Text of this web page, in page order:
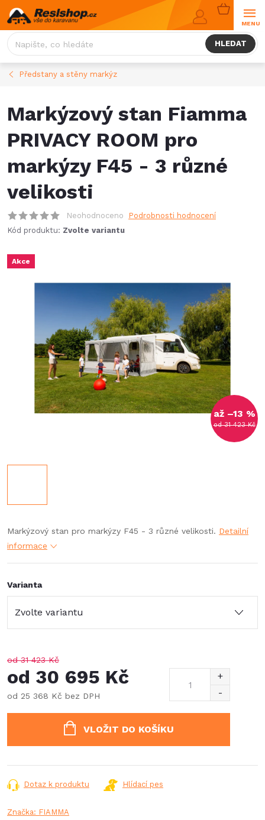
Přejít
na
obsah
HLEDAT
NÁKUPNÍ
KOŠÍK
Předstany a stěny markýz
Markýzový stan Fiamma
PRIVACY ROOM pro
markýzy F45 - 3 různé
velikosti
Neohodnoceno
Podrobnosti hodnocení
Kód produktu: Zvolte variantu
Akce
od 31 423 Kč
až –13 %
Markýzový stan pro markýzy F45 - 3 různé velikosti. Detailní
informace
Varianta
od 31 423 Kč
od 30 695 Kč
od 25 368 Kč bez DPH
VLOŽIT DO KOŠÍKU
Dotaz k produktu Hlídací pes
Značka: FIAMMA